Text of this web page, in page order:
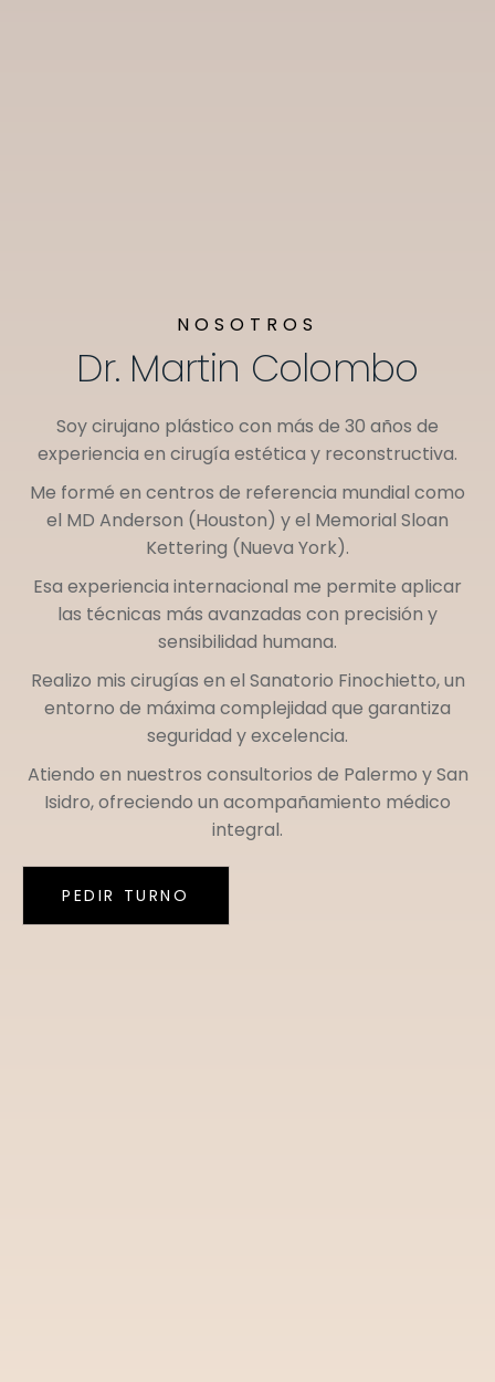
NOSOTROS
Dr. Martin Colombo
Soy cirujano plástico con más de 30 años de
experiencia en cirugía estética y reconstructiva.
Me formé en centros de referencia mundial como
el MD Anderson (Houston) y el Memorial Sloan
Kettering (Nueva York).
Esa experiencia internacional me permite aplicar
las técnicas más avanzadas con precisión y
sensibilidad humana.
Realizo mis cirugías en el Sanatorio Finochietto, un
entorno de máxima complejidad que garantiza
seguridad y excelencia.
Atiendo en nuestros consultorios de Palermo ySan
Isidro, ofreciendo un acompañamiento médico
integral.
PEDIR TURNO